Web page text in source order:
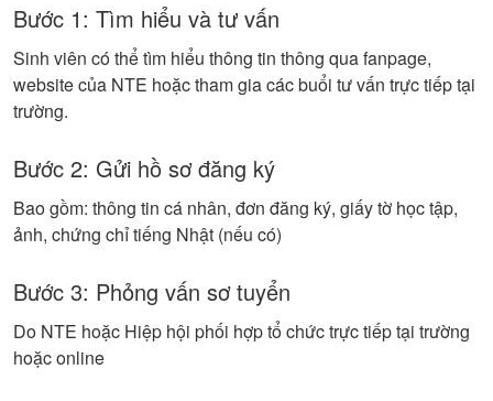
Bước 1: Tìm hiểu và tư vấn
Sinh viên có thể tìm hiểu thông tin thông qua fanpage,
website của NTE hoặc tham gia các buổi tư vấn trực tiếp tại
trường.
Bước 2: Gửi hồ sơ đăng ký
Bao gồm: thông tin cá nhân, đơn đăng ký, giấy tờ học tập,
ảnh, chứng chỉ tiếng Nhật (nếu có)
Bước 3: Phỏng vấn sơ tuyển
Do NTE hoặc Hiệp hội phối hợp tổ chức trực tiếp tại trường
hoặc online